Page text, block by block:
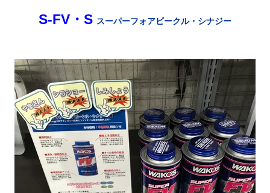
S-FV・S スーパーフォアビークル・シナジー